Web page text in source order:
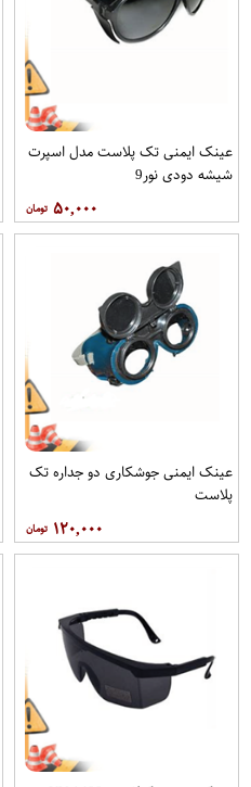
عینک ایمنی تک پلاست مدل اسپرت
شیشه دودی نور9
۵۰,۰۰۰
عینک ایمنی جوشکاری دو جداره تک
پلاست
۱۲۰,۰۰۰